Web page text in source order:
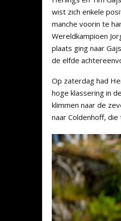
wist zich enkele
manche voorin te
Wereldkampioen
plaats ging naar
de elfde
Op zaterdag had
hoge klassering in
klimmen naar de
naar Coldenhoff,